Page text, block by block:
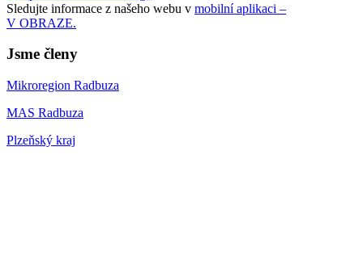
Sledujte informace z našeho webu v mobilní aplikaci –
V OBRAZE.
Jsme členy
Mikroregion Radbuza
MAS Radbuza
Plzeňský kraj